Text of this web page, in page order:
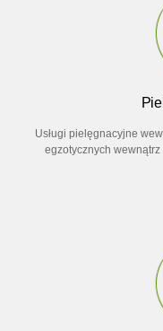
Usługi pielęgnacyjne
egzotycznych